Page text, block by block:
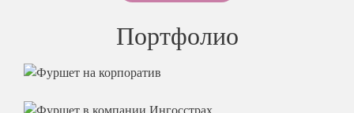
Портфолио